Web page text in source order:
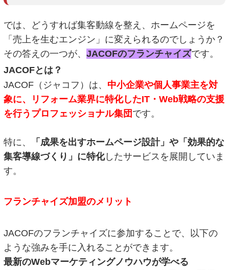
では、どうすれば集客動線を整え、ホームページを
「売上を生むエンジン」に変えられるのでしょうか？
その答えの一つが、JACOFのフランチャイズです。
JACOFとは？
JACOF（ジャコフ）は、 中小企業や個人事業主を対
象に、リフォーム業界に特化したIT・Web戦略の支援
を行うプロフェッショナル集団 です。
特に、
「成果を出すホームページ設計」や「効果的な
集客導線づくり」に特化したサービスを展開していま
す。
フランチャイズ加盟のメリット
JACOFのフランチャイズに参加することで、以下の
ような強みを手に入れることができます。
最新のWebマーケティングノウハウが学べる